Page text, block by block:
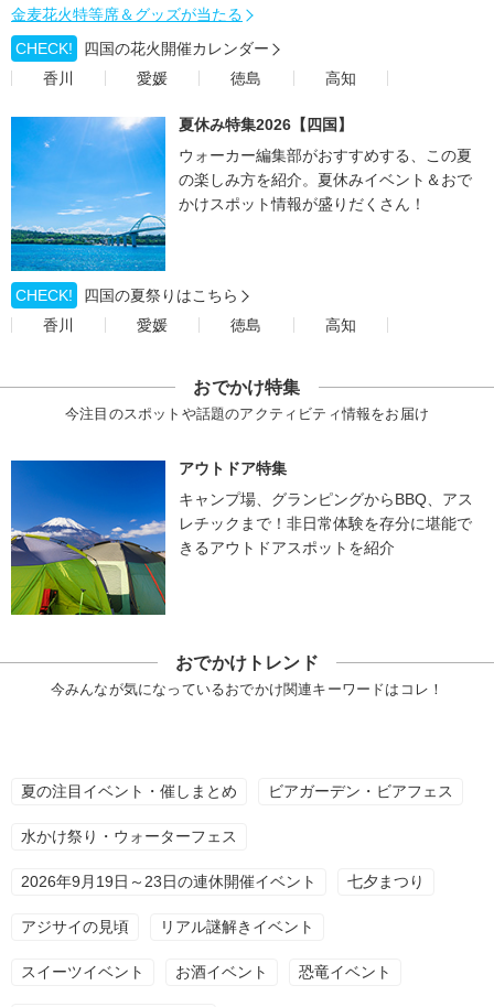
金麦花火特等席＆グッズが当たる
CHECK!
四国の花火開催カレンダー
香川
愛媛 徳島 高知
夏休み特集2026【四国】
ウォーカー編集部がおすすめする、この夏
の楽しみ方を紹介。夏休みイベント＆おで
かけスポット情報が盛りだくさん！
CHECK!
四国の夏祭りはこちら
香川
愛媛 徳島 高知
おでかけ特集
今注目のスポットや話題のアクティビティ情報をお届け
アウトドア特集
キャンプ場、グランピングからBBQ、アス
レチックまで！非日常体験を存分に堪能で
きるアウトドアスポットを紹介
おでかけトレンド
今みんなが気になっているおでかけ関連キーワードはコレ！
夏の注目イベント・催しまとめ ビアガーデン・ビアフェス
水かけ祭り・ウォーターフェス
2026年9月19日～23日の連休開催イベント 七夕まつり
アジサイの見頃 リアル謎解きイベント
スイーツイベント お酒イベント 恐竜イベント